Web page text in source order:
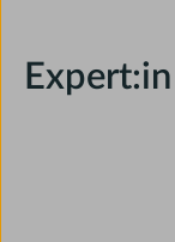
Expert:in